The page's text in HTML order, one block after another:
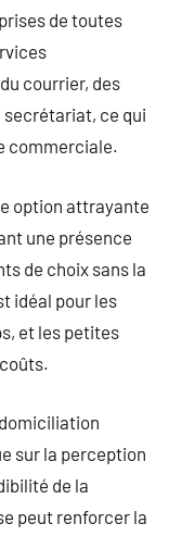
de toutes
courrier, des
secrétariat, ce qui
commerciale.
option attrayante
une présence
de choix sans la
idéal pour les
et les petites
sur la perception
de la
peut renforcer la